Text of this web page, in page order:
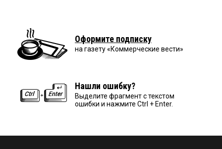
Оформите подписку
на газету «Коммерческие вести»
Нашли ошибку?
Выделите фрагмент с текстом
ошибки и нажмите Ctrl + Enter.